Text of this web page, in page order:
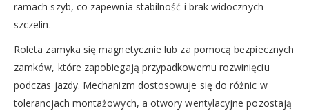
ramach szyb, co zapewnia stabilność i brak widocznych
szczelin.
Roleta zamyka się magnetycznie lub za pomocą bezpiecznych
zamków, które zapobiegają przypadkowemu rozwinięciu
podczas jazdy. Mechanizm dostosowuje się do różnic w
tolerancjach montażowych, a otwory wentylacyjne pozostają